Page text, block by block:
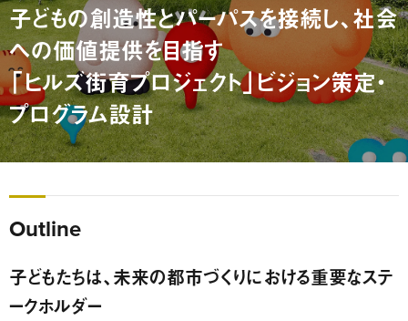
子どもの創造性とパーパスを接続し、社会
への価値提供を目指す
「ヒルズ街育プロジェクト」ビジョン策定・
プログラム設計
Outline
子どもたちは、未来の都市づくりにおける重要なステ
ークホルダー